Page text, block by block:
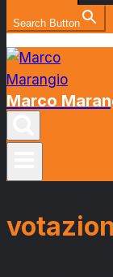
Search Button
Marco